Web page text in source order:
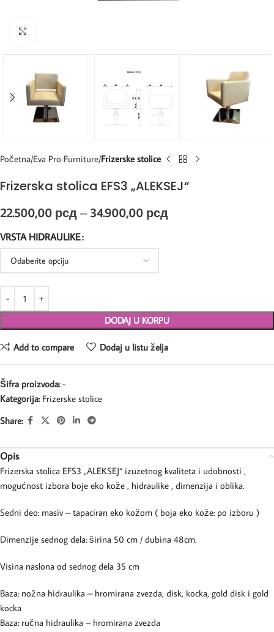
Početna Eva Pro Furniture Frizerske stolice
Frizerska stolica EFS3 „ALEKSEJ“
22.500,00 рсд – 34.900,00 рсд
VRSTA HIDRAULIKE
DODAJ U KORPU
Add to compare Dodaj u listu želja
Šifra proizvoda:-
Kategorija: Frizerske stolice
Share:
Opis
Frizerska stolica EFS3 „ALEKSEJ“ izuzetnog kvaliteta i udobnosti ,
mogućnost izbora boje eko kože , hidraulike , dimenzija i oblika.
Sedni deo: masiv – tapaciran eko kožom ( boja eko kože: po izboru )
Dimenzije sednog dela: širina 50 cm / dubina 48cm.
Visina naslona od sednog dela 35 cm
Baza: nožna hidraulika – hromirana zvezda, disk, kocka, gold disk i gold
kocka
Baza: ručna hidraulika – hromirana zvezda